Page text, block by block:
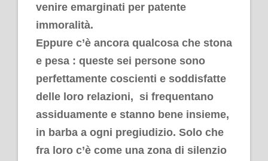
venire emarginati per patente
immoralità.
Eppure c’è ancora qualcosa che stona
e pesa : queste sei persone sono
perfettamente coscienti e soddisfatte
delle loro relazioni, si frequentano
assiduamente e stanno bene insieme,
in barba a ogni pregiudizio. Solo che
fra loro c’è come una zona di silenzio